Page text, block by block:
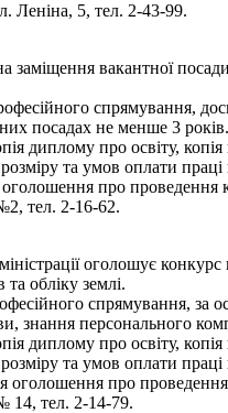
Леніна, 5, тел. 2-43-99.
заміщення вакантної
спрямування,
посадах не менше 3 років.
диплому про освіту,
та умов оплати
про проведення
тел. 2-16-62.
оголошує
обліку землі.
спрямування, за
знання персонального
диплому про освіту,
та умов оплати
оголошення про
14, тел. 2-14-79.